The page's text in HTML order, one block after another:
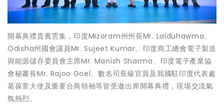
開幕典禮貴賓雲集，印度Mizoram州州長Mr. Lalduhawma、
Odisha州國會議員Mr. Sujeet Kumar、印度商工總會電子製造
與能源儲存委員會主席Mr. Manish Sharma、印度電子產業協
會秘書長Mr. Rajoo Goel、數名司長級官員及我國駐印度代表處
葛葆萱大使及重要台商領袖等皆受邀出席開幕典禮，現場交流氣
氛熱烈。